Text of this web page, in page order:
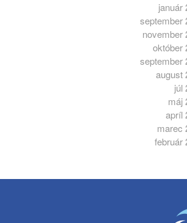
január
september
november
október
september
august
júl
máj
apríl
marec
február